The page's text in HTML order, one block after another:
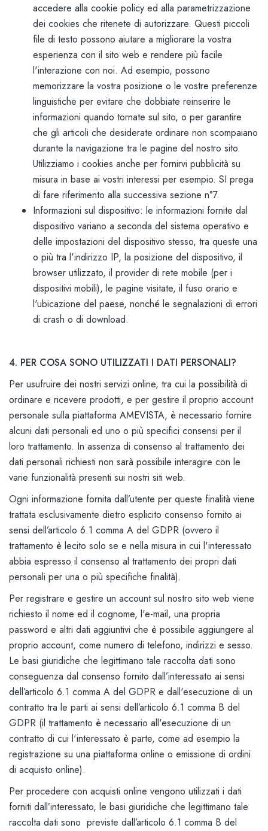
accedere alla cookie policy ed alla parametrizzazione
dei cookies che ritenete di autorizzare. Questi piccoli
file di testo possono aiutare a migliorare la vostra
esperienza con il sito web e rendere più facile
l'interazione con noi. Ad esempio, possono
memorizzare la vostra posizione o le vostre preferenze
linguistiche per evitare che dobbiate reinserire le
informazioni quando tornate sul sito, o per garantire
che gli articoli che desiderate ordinare non scompaiano
durante la navigazione tra le pagine del nostro sito.
Utilizziamo i cookies anche per fornirvi pubblicità su
misura in base ai vostri interessi per esempio. SI prega
di fare riferimento alla successiva sezione n°7.
Informazioni sul dispositivo: le informazioni fornite dal
dispositivo variano a seconda del sistema operativo e
delle impostazioni del dispositivo stesso, tra queste una
o più tra l'indirizzo IP, la posizione del dispositivo, il
browser utilizzato, il provider di rete mobile (per i
dispositivi mobili), le pagine visitate, il fuso orario e
l'ubicazione del paese, nonché le segnalazioni di errori
di crash o di download.
4. PER COSA SONO UTILIZZATI I DATI PERSONALI?
Per usufruire dei nostri servizi online, tra cui la possibilità di
ordinare e ricevere prodotti, e per gestire il proprio account
personale sulla piattaforma AMEVISTA, è necessario fornire
alcuni dati personali ed uno o più specifici consensi per il
loro trattamento. In assenza di consenso al trattamento dei
dati personali richiesti non sarà possibile interagire con le
varie funzionalità presenti sui nostri siti web.
Ogni informazione fornita dall’utente per queste finalità viene
trattata esclusivamente dietro esplicito consenso fornito ai
sensi dell’articolo 6.1 comma A del GDPR (ovvero il
trattamento è lecito solo se e nella misura in cui l'interessato
abbia espresso il consenso al trattamento dei propri dati
personali per una o più specifiche finalità).
Per registrare e gestire un account sul nostro sito web viene
richiesto il nome ed il cognome, l'e-mail, una propria
password e altri dati aggiuntivi che è possibile aggiungere al
proprio account, come numero di telefono, indirizzi e sesso.
Le basi giuridiche che legittimano tale raccolta dati sono
conseguenza dal consenso fornito dall’interessato ai sensi
dell’articolo 6.1 comma A del GDPR e dall'esecuzione di un
contratto tra le parti ai sensi dell’articolo 6.1 comma B del
GDPR (il trattamento è necessario all'esecuzione di un
contratto di cui l'interessato è parte, come ad esempio la
registrazione su una piattaforma online o emissione di ordini
di acquisto online).
Per procedere con acquisti online vengono utilizzati i dati
forniti dall’interessato, le basi giuridiche che legittimano tale
raccolta dati sono previste dall’articolo 6.1 comma B del